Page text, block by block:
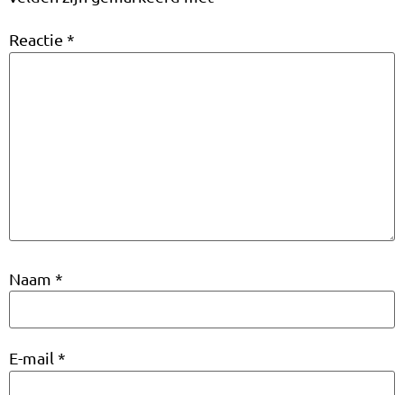
Reactie *
Naam *
E-mail *